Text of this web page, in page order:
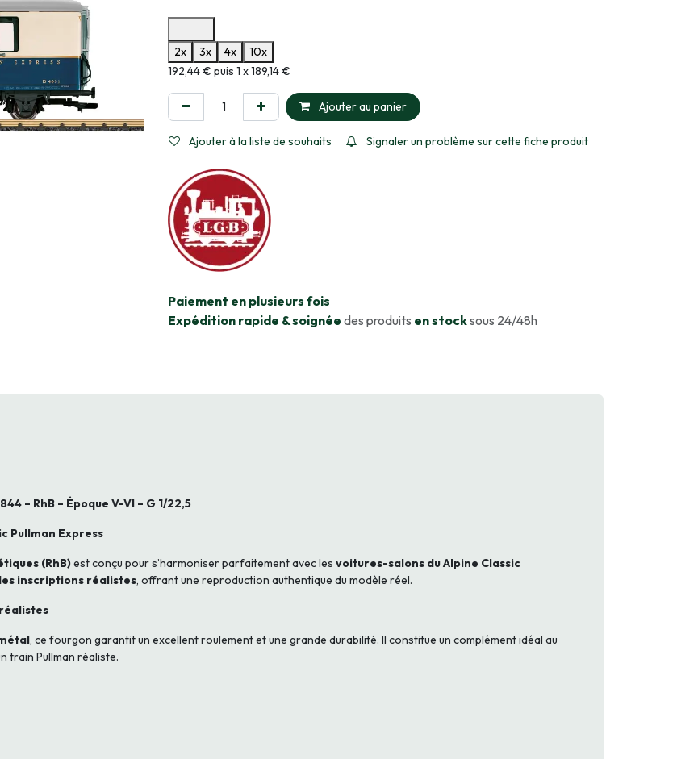
2x
3x 4x
10x
Informations sur le plan de paiement sélectionné
192,44 € puis 1 x 189,14 €
Ajouter au panier
Ajouter à la liste de souhaits Signaler un problème sur cette fiche produit
​Paiement en plusieurs fois
Expédition rapide & soignée des produits en stocksous 24/48h
– RhB – Époque V-VI – G 1/22,5
Pullman Express
(RhB)est conçu pour s’harmoniser parfaitement avec les voitures-salons du Alpine Classic
inscriptions réalistes, offrant une reproduction authentique du modèle réel.
, ce fourgon garantit un excellent roulement et une grande durabilité. Il constitue un complément idéal au
train Pullman réaliste.